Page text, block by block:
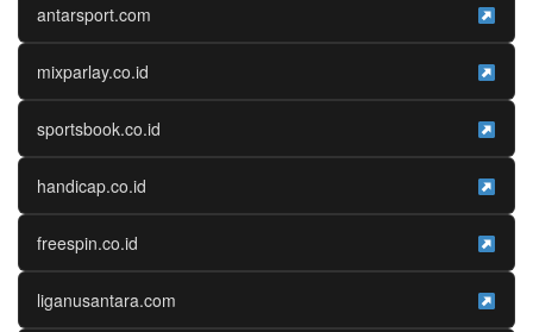
antarsport.com
mixparlay.co.id
sportsbook.co.id
handicap.co.id
freespin.co.id
liganusantara.com